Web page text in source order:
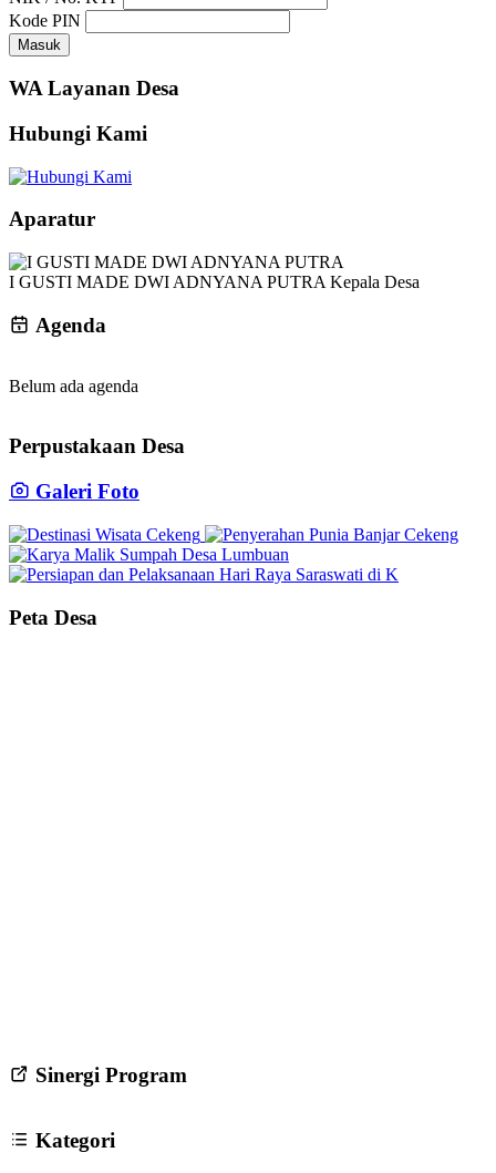
Kode PIN
Masuk
WA Layanan Desa
Hubungi Kami
Aparatur
I GUSTI MADE DWI ADNYANA PUTRA Kepala Desa
Agenda
Belum ada agenda
Perpustakaan Desa
Galeri Foto
Peta Desa
Sinergi Program
Kategori